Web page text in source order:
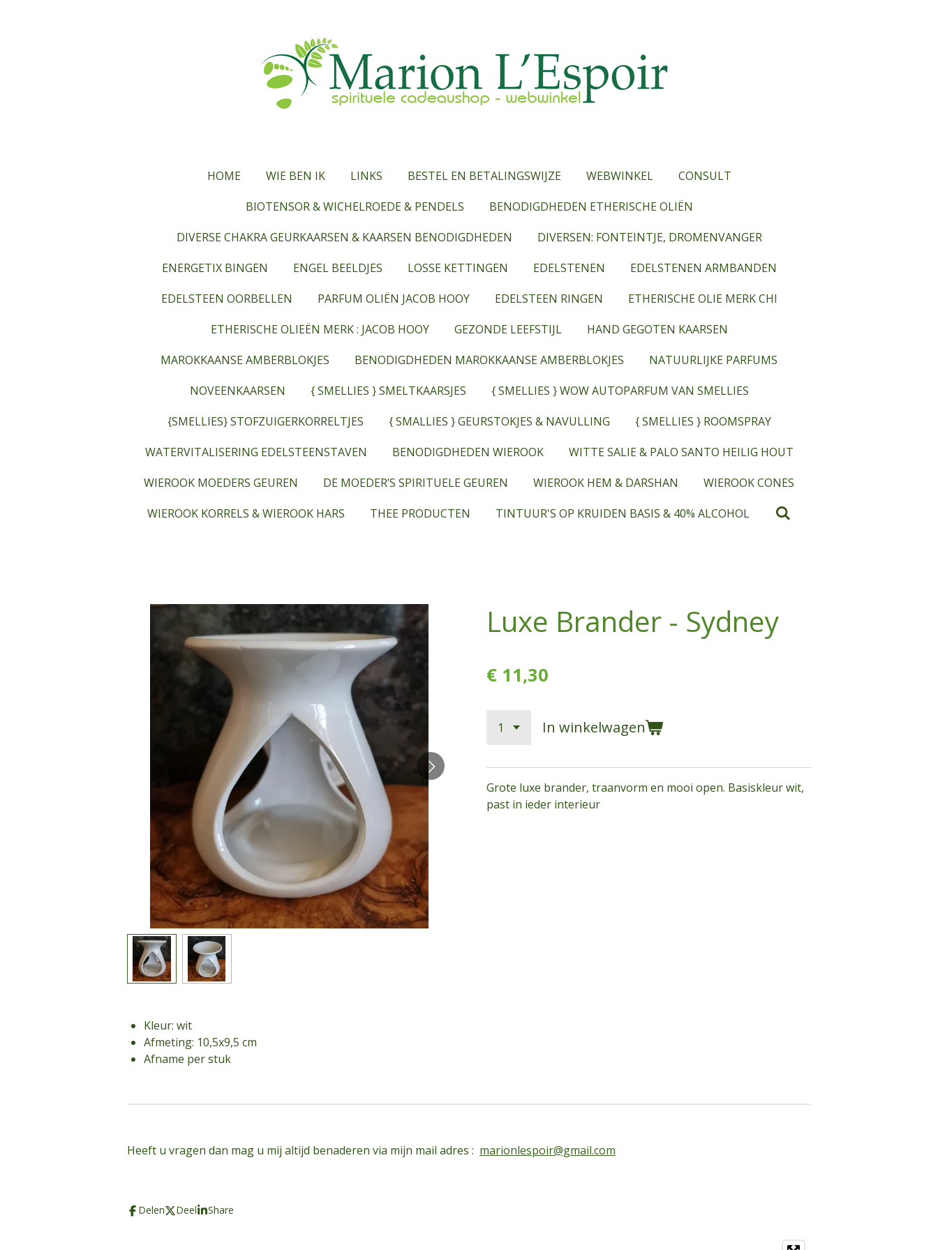
HOME WIE BEN IK LINKS BESTEL EN BETALINGSWIJZE WEBWINKEL
CONSULT
BIOTENSOR & WICHELROEDE & PENDELS
BENODIGDHEDEN ETHERISCHE OLIËN
DIVERSE CHAKRA GEURKAARSEN & KAARSEN BENODIGDHEDEN
DIVERSEN: FONTEINTJE, DROMENVANGER
ENERGETIX BINGEN
ENGEL BEELDJES LOSSE KETTINGEN EDELSTENEN
EDELSTENEN ARMBANDEN
EDELSTEEN OORBELLEN
PARFUM OLIËN JACOB HOOY EDELSTEEN RINGEN
ETHERISCHE OLIE MERK CHI
ETHERISCHE OLIEËN MERK : JACOB HOOY
GEZONDE LEEFSTIJL
HAND GEGOTEN KAARSEN
MAROKKAANSE AMBERBLOKJES
BENODIGDHEDEN MAROKKAANSE AMBERBLOKJES
NATUURLIJKE PARFUMS
NOVEENKAARSEN
{ SMELLIES } SMELTKAARSJES
{ SMELLIES } WOW AUTOPARFUM VAN SMELLIES
{SMELLIES} STOFZUIGERKORRELTJES
{ SMALLIES } GEURSTOKJES & NAVULLING
{ SMELLIES } ROOMSPRAY
WATERVITALISERING EDELSTEENSTAVEN
BENODIGDHEDEN WIEROOK
WITTE SALIE & PALO SANTO HEILIG HOUT
WIEROOK MOEDERS GEUREN
DE MOEDER’S SPIRITUELE GEUREN WIEROOK HEM & DARSHAN
WIEROOK CONES
WIEROOK KORRELS & WIEROOK HARS
THEE PRODUCTEN TINTUUR'S OP KRUIDEN BASIS & 40% ALCOHOL
Luxe Brander - Sydney
€ 11,30
In winkelwagen
Grote luxe brander, traanvorm en mooi open. Basiskleur wit,
past in ieder interieur
Kleur: wit
Afmeting: 10,5x9,5 cm
Afname per stuk
Heeft u vragen dan mag u mij altijd benaderen via mijn mail adres : marionlespoir@gmail.com
Delen Deel Share